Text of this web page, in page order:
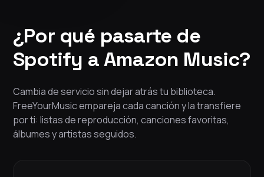
¿Por qué pasarte de
Spotify a Amazon Music?
Cambia de servicio sin dejar atrás tu biblioteca.
FreeYourMusic empareja cada canción y la transfiere
por ti: listas de reproducción, canciones favoritas,
álbumes y artistas seguidos.